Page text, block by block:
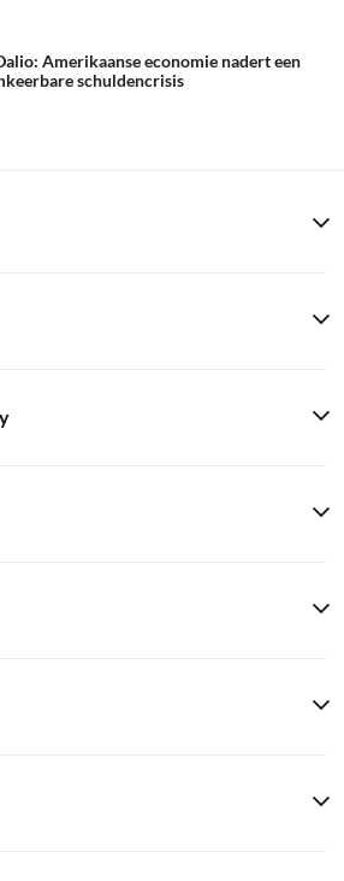
Amerikaanse economie nadert een
schuldencrisis